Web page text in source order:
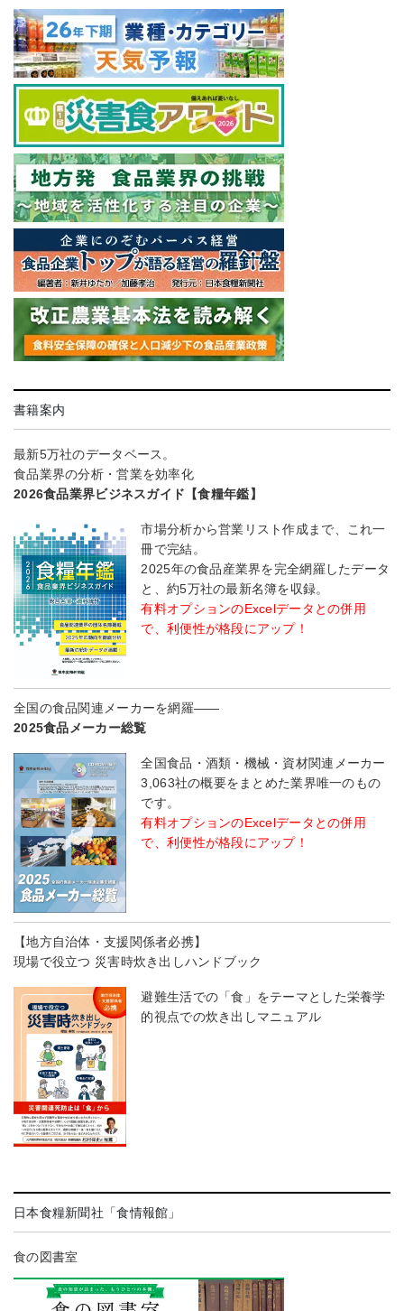
書籍案内
最新5万社のデータベース。
食品業界の分析・営業を効率化
2026食品業界ビジネスガイド【食糧年鑑】
市場分析から営業リスト作成まで、これ一
冊で完結。
2025年の食品産業界を完全網羅したデータ
と、約5万社の最新名簿を収録。
有料オプションのExcelデータとの併用
で、利便性が格段にアップ！
全国の食品関連メーカーを網羅――
2025食品メーカー総覧
全国食品・酒類・機械・資材関連メーカー
3,063社の概要をまとめた業界唯一のもの
です。
有料オプションのExcelデータとの併用
で、利便性が格段にアップ！
【地方自治体・支援関係者必携】
現場で役立つ 災害時炊き出しハンドブック
避難生活での「食」をテーマとした栄養学
的視点での炊き出しマニュアル
日本食糧新聞社「食情報館」
食の図書室